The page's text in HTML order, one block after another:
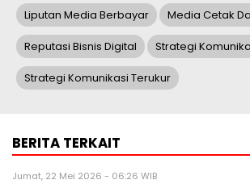
Liputan Media Berbayar Media Cetak
Reputasi Bisnis Digital Strategi
Strategi Komunikasi Terukur
BERITA TERKAIT
Jumat, 22 Mei 2026 - 06:26 WIB